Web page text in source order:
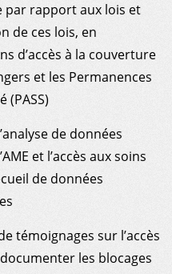
par rapport aux lois et
de ces lois, en
d’accès à la couverture
et les Permanences
(PASS)
de données
et l’accès aux soins
de données
témoignages sur l’accès
les blocages